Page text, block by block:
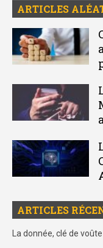
ARTICLES
ARTICLES
La donnée, clé de